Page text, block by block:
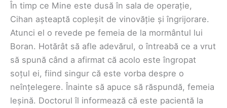
În timp ce Mine este dusă în sala de operație,
Cihan așteaptă copleșit de vinovăție și îngrijorare.
Atunci el o revede pe femeia de la mormântul lui
Boran. Hotărât să afle adevărul, o întreabă ce a vrut
să spună când a afirmat că acolo este îngropat
soțul ei, fiind singur că este vorba despre o
neînțelegere. Înainte să apuce să răspundă, femeia
leșină. Doctorul îl informează că este pacientă la